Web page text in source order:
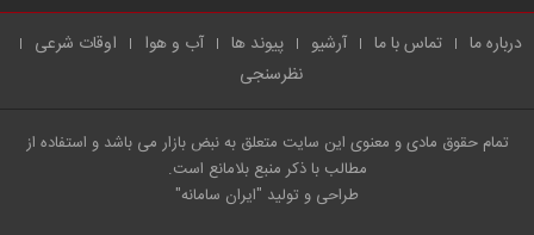
درباره ما تماس با ما آرشیو پیوند ها آب و هوا
اوقات شرعی
نظرسنجی
تمام حقوق مادی و معنوی این سایت متعلق به نبض بازار می باشد و استفاده از
مطالب با ذکر منبع بلامانع است.
طراحی و تولید "ایران سامانه"